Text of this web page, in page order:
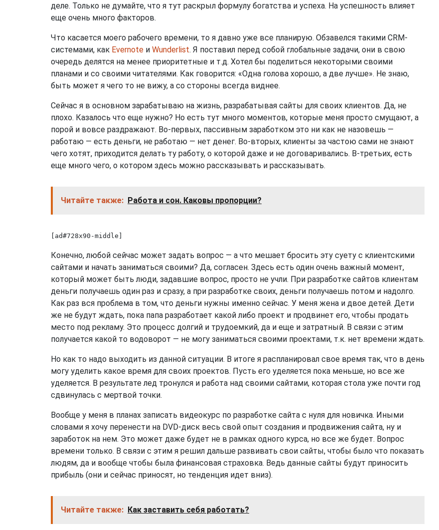
деле. Только не думайте, что я тут раскрыл формулу богатства и успеха. На успешность влияет
еще очень много факторов.
Что касается моего рабочего времени, то я давно уже все планирую. Обзавелся такими CRM-
системами, как Evernote и Wunderlist. Я поставил перед собой глобальные задачи, они в свою
очередь делятся на менее приоритетные и т.д. Хотел бы поделиться некоторыми своими
планами и со своими читателями. Как говорится: «Одна голова хорошо, а две лучше». Не знаю,
быть может я чего то не вижу, а со стороны всегда виднее.
Сейчас я в основном зарабатываю на жизнь, разрабатывая сайты для своих клиентов. Да, не
плохо. Казалось что еще нужно? Но есть тут много моментов, которые меня просто смущают, а
порой и вовсе раздражают. Во-первых, пассивным заработком это ни как не назовешь —
работаю — есть деньги, не работаю — нет денег. Во-вторых, клиенты за частою сами не знают
чего хотят, приходится делать ту работу, о которой даже и не договаривались. В-третьих, есть
еще много чего, о котором здесь можно рассказывать и рассказывать.
Читайте также: Работа и сон. Каковы пропорции?
[ad#728x90-middle]
Конечно, любой сейчас может задать вопрос — а что мешает бросить эту суету с клиентскими
сайтами и начать заниматься своими? Да, согласен. Здесь есть один очень важный момент,
который может быть люди, задавшие вопрос, просто не учли. При разработке сайтов клиентам
деньги получаешь один раз и сразу, а при разработке своих, деньги получаешь потом и надолго.
Как раз вся проблема в том, что деньги нужны именно сейчас. У меня жена и двое детей. Дети
же не будут ждать, пока папа разработает какой либо проект и продвинет его, чтобы продать
место под рекламу. Это процесс долгий и трудоемкий, да и еще и затратный. В связи с этим
получается какой то водоворот — не могу заниматься своими проектами, т.к. нет времени ждать.
Но как то надо выходить из данной ситуации. В итоге я распланировал свое время так, что в день
могу уделить какое время для своих проектов. Пусть его уделяется пока меньше, но все же
уделяется. В результате лед тронулся и работа над своими сайтами, которая стола уже почти год
сдвинулась с мертвой точки.
Вообще у меня в планах записать видеокурс по разработке сайта с нуля для новичка. Иными
словами я хочу перенести на DVD-диск весь свой опыт создания и продвижения сайта, ну и
заработок на нем. Это может даже будет не в рамках одного курса, но все же будет. Вопрос
времени только. В связи с этим я решил дальше развивать свои сайты, чтобы было что показать
людям, да и вообще чтобы была финансовая страховка. Ведь данные сайты будут приносить
прибыль (они и сейчас приносят, но тенденция идет вниз).
Читайте также: Как заставить себя работать?